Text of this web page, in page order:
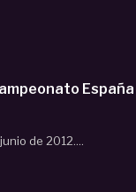
de 2012....